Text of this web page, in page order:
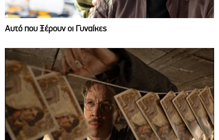
Αυτό που Ξέρουν οι Γυναίκες